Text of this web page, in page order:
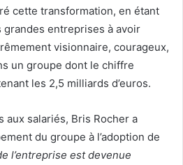
cette transformation, en étant
grandes entreprises à avoir
visionnaire, courageux,
un groupe dont le chiffre
les 2,5 milliards d’euros.
aux salariés, Bris Rocher a
du groupe à l’adoption de
l’entreprise est devenue